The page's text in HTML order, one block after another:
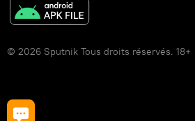
© 2026 Sputnik Tous droits réservés. 18+